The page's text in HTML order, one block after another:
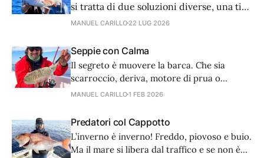
si tratta di due soluzioni diverse, una ti
salva in caso di panne, l’altra è più utile a
la dotazione ideale prevede entrambe le
soluzioni.
MANUEL CARILLO 22 LUG 2026
Seppie con Calma
Il segreto è muovere la barca. Che sia
scarroccio, deriva, motore di prua o
ausiliario, poco importa se la velocità è di
MANUEL CARILLO1 FEB 2026
Predatori col Cappotto
L’inverno è inverno! Freddo, piovoso e buio.
Ma il mare si libera dal traffico e se non è